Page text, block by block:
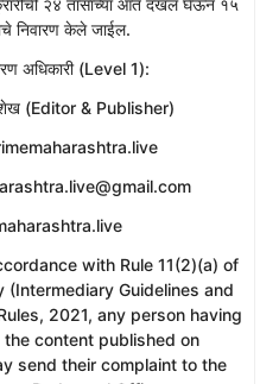
२४ तासांच्या आत दखल घेऊन १५
निवारण केले जाईल.
अधिकारी (Level 1):
शेख (Editor & Publisher)
accordance with Rule 11(2)(a) of
(Intermediary Guidelines and
2021, any person having
content published on
send their complaint to the